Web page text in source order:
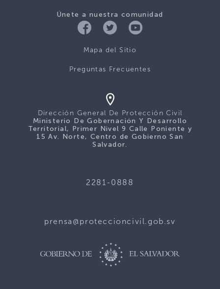
Únete a nuestra comunidad
Mapa del Sitio
Preguntas Frecuentes
Dirección General De Protección Civil
Ministerio De Gobernación Y Desarrollo
Territorial, Primer Nivel 9 Calle Poniente y
15 Av. Norte, Centro de Gobierno San
Salvador.
2281-0888
prensa@proteccioncivil.gob.sv